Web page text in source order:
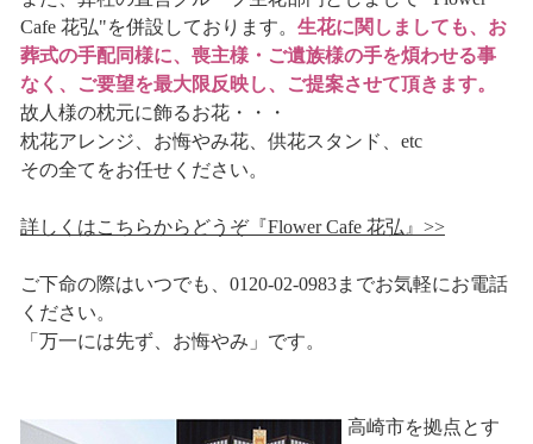
Cafe 花弘"を併設しております。 生花に関しましても、お
葬式の手配同様に、喪主様・ご遺族様の手を煩わせる事
なく、ご要望を最大限反映し、ご提案させて頂きます。
故人様の枕元に飾るお花・・・
枕花アレンジ、お悔やみ花、供花スタンド、etc
その全てをお任せください。
詳しくはこちらからどうぞ『Flower Cafe 花弘』>>
ご下命の際はいつでも、0120-02-0983までお気軽にお電話
ください。
「万一には先ず、お悔やみ」です。
高崎市を拠点とす